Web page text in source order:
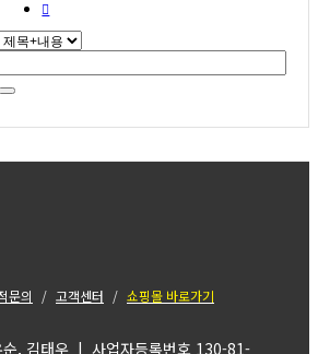
문의 고객센터 쇼핑몰 바로가기
, 김태우 | 사업자등록번호 130-81-